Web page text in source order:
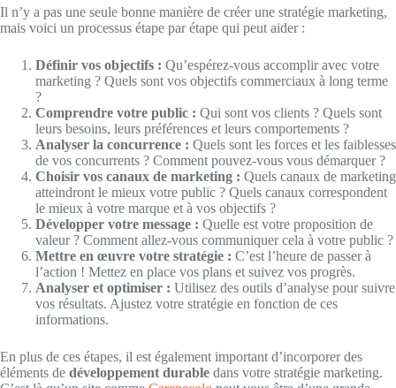
Il n’y a pas une seule bonne manière de créer une stratégie marketing,
mais voici un processus étape par étape qui peut aider :
Définir vos objectifs : Qu’espérez-vous accomplir avec votre
marketing ? Quels sont vos objectifs commerciaux à long terme
?
Comprendre votre public : Qui sont vos clients ? Quels sont
leurs besoins, leurs préférences et leurs comportements ?
Analyser la concurrence : Quels sont les forces et les faiblesses
de vos concurrents ? Comment pouvez-vous vous démarquer ?
Choisir vos canaux de marketing : Quels canaux de marketing
atteindront le mieux votre public ? Quels canaux correspondent
le mieux à votre marque et à vos objectifs ?
Développer votre message : Quelle est votre proposition de
valeur ? Comment allez-vous communiquer cela à votre public ?
Mettre en œuvre votre stratégie : C’est l’heure de passer à
l’action ! Mettez en place vos plans et suivez vos progrès.
Analyser et optimiser : Utilisez des outils d’analyse pour suivre
vos résultats. Ajustez votre stratégie en fonction de ces
informations.
En plus de ces étapes, il est également important d’incorporer des
éléments de développement durable dans votre stratégie marketing.